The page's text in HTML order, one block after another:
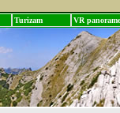
Turizam VR panorame